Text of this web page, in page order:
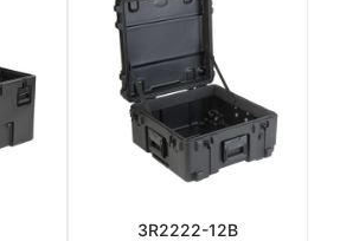
3R2222-12B